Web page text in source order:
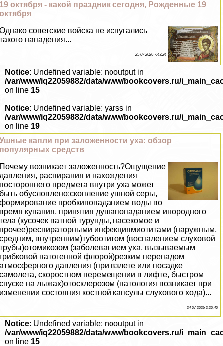
19 октября - какой праздник сегодня, Рожденные 19
октября
Однако советские войска не испугались
такого нападения...
25 07 2026 7:43:24
Notice: Undefined variable: nooutput in
/var/www/iq22059882/data/www/bookcovers.ru/
on line 15
Notice: Undefined variable: yarss in
/var/www/iq22059882/data/www/bookcovers.ru/
on line 19
Ушные капли при заложенности уха: обзор
популярных средств
Почему возникает заложенность?Ощущение
давления, распирания и нахождения
постороннего предмета внутри уха может
быть обусловлено:скопление ушной серы,
формирование пробкипопаданием воды во
время купания, принятия душапопаданием инородного
тела (кусочек ватной турунды, насекомое и
прочее)респираторными инфекциямиотитами (наружным,
средним, внутренним)тубоотитом (воспалением слуховой
трубы)отомикозом (заболеванием уха, вызываемым
грибковой патогенной флорой)резким перепадом
атмосферного давления (при взлете или посадке
самолета, скоростном перемещении в лифте, быстром
спуске на лыжах)отосклерозом (патология возникает при
изменении состояния костной капсулы слухового хода)...
24 07 2026 2:20:40
Notice: Undefined variable: nooutput in
/var/www/iq22059882/data/www/bookcovers.ru/
on line 15